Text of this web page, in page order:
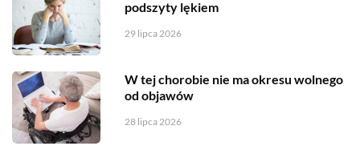
podszyty lękiem
29 lipca 2026
W tej chorobie nie ma okresu wolnego
od objawów
28 lipca 2026